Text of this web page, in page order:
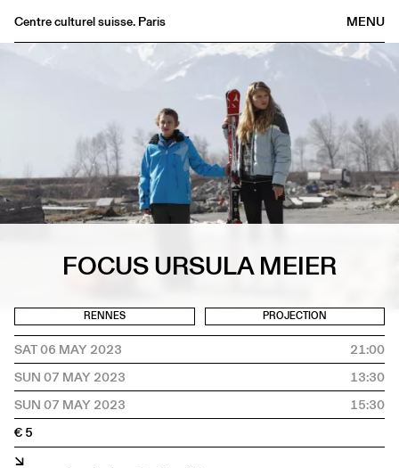
MENU
Centre culturel suisse. Paris
Medias
Publications
About
FOCUS URSULA MEIER
RENNES PROJECTION
SAT 06 MAY 2023
21:00
SUN 07 MAY 2023
13:30
SUN 07 MAY 2023
15:30
€ 5
↘